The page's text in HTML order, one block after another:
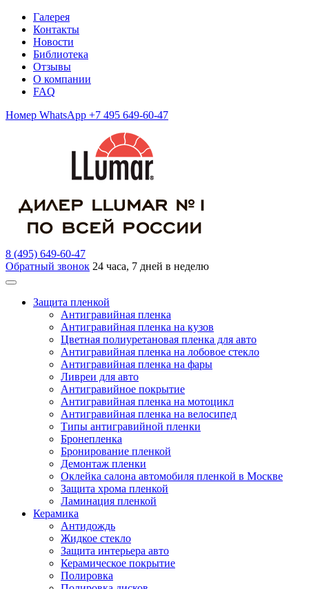
Галерея
Контакты
Новости
Библиотека
Отзывы
О компании
FAQ
Номер WhatsApp +7 495 649-60-47
8 (495) 649-60-47
Обратный звонок 24 часа, 7 дней в неделю
Защита пленкой
Антигравийная пленка
Антигравийная пленка на кузов
Цветная полиуретановая пленка для авто
Антигравийная пленка на лобовое стекло
Антигравийная пленка на фары
Ливреи для авто
Антигравийное покрытие
Антигравийная пленка на мотоцикл
Антигравийная пленка на велосипед
Типы антигравийной пленки
Бронепленка
Бронирование пленкой
Демонтаж пленки
Оклейка салона автомобиля пленкой в Москве
Защита хрома пленкой
Ламинация пленкой
Керамика
Антидождь
Жидкое стекло
Защита интерьера авто
Керамическое покрытие
Полировка